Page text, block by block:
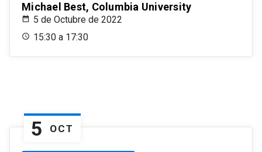
Michael Best, Columbia University
5 de Octubre de 2022
15:30 a 17:30
5 OCT